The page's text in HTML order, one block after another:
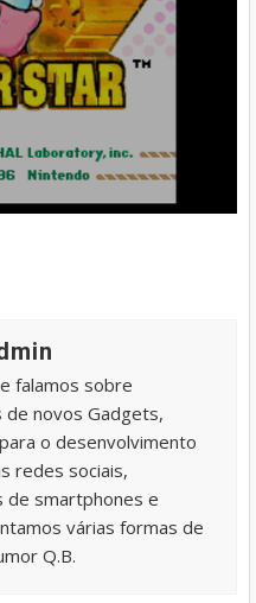
falamos sobre
de novos Gadgets,
o desenvolvimento
redes sociais,
de smartphones e
várias formas de
Q.B.